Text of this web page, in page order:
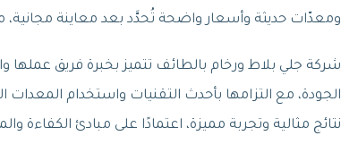
ومعدّات حديثة وأسعار واضحة تُحدَّد بعد معاينة
شركة جلي بلاط ورخام بالطائف تتميز بخبرة فريق عملها
الجودة، مع التزامها بأحدث التقنيات واستخدام
نتائج مثالية وتجربة مميزة، اعتمادًا على مبادئ الكفاءة